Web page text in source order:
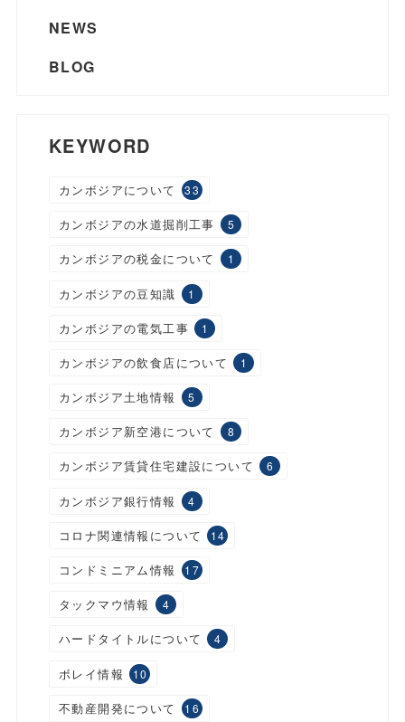
NEWS
BLOG
KEYWORD
カンボジアについて 33
カンボジアの水道掘削工事 5
カンボジアの税金について 1
カンボジアの豆知識 1
カンボジアの電気工事 1
カンボジアの飲食店について 1
カンボジア土地情報 5
カンボジア新空港について 8
カンボジア賃貸住宅建設について 6
カンボジア銀行情報 4
コロナ関連情報について 14
コンドミニアム情報 17
タックマウ情報 4
ハードタイトルについて 4
ボレイ情報 10
不動産開発について 16